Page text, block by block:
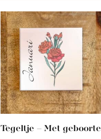
Tegeltje – Met geboorte